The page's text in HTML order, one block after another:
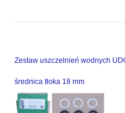
Zestaw uszczelnień wodnych
średnica tłoka 18 mm